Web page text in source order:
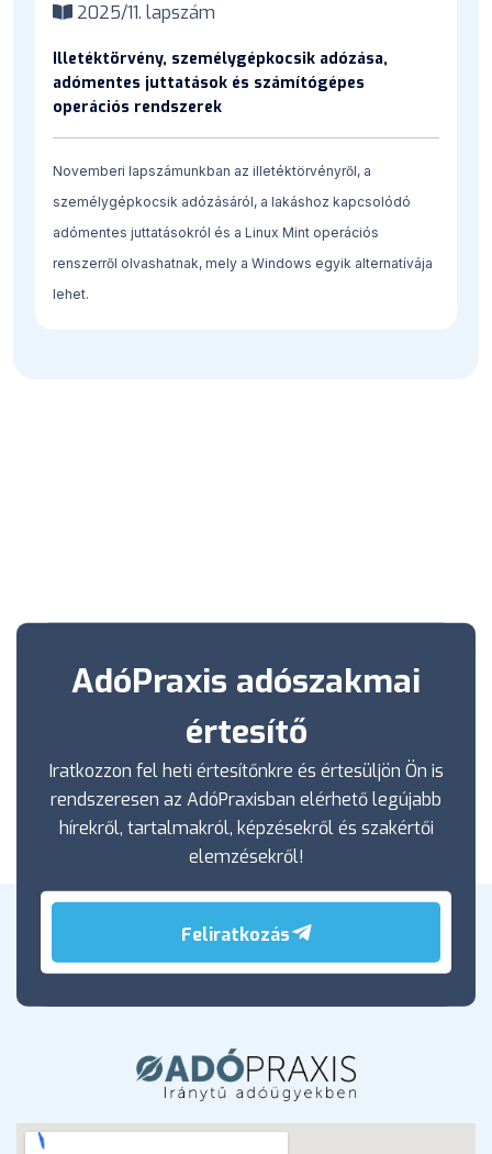
2025/11. lapszám
Illetéktörvény, személygépkocsik adózása,
adómentes juttatások és számítógépes
operációs rendszerek
Novemberi lapszámunkban az illetéktörvényről, a
személygépkocsik adózásáról, a lakáshoz kapcsolódó
adómentes juttatásokról és a Linux Mint operációs
renszerről olvashatnak, mely a Windows egyik alternatívája
lehet.
AdóPraxis adószakmai
értesítő
Iratkozzon fel heti értesítőnkre és értesüljön Ön is
rendszeresen az AdóPraxisban elérhető legújabb
hírekről, tartalmakról, képzésekről és szakértői
elemzésekről!
Feliratkozás